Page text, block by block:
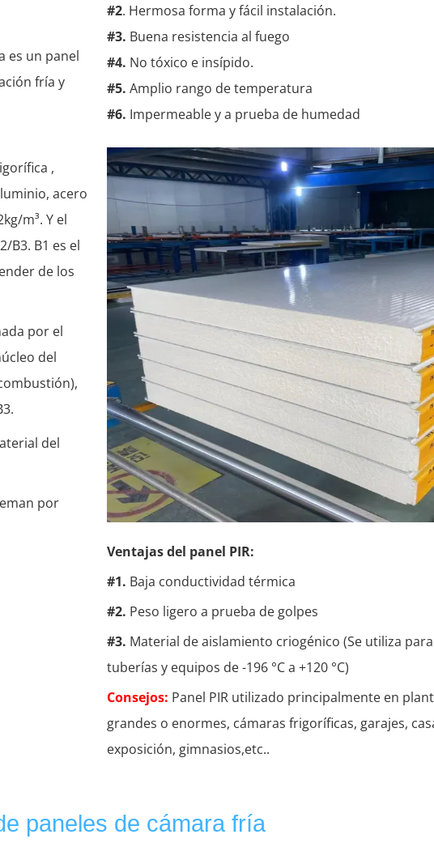
es un panel
fría y
,
acero
m³. Y el
B3. B1 es el
de los
por el
del
del
por
#2. Hermosa forma y fácil instalación.
#3. Buena resistencia al fuego
#4. No tóxico e insípido.
#5. Amplio rango de temperatura
#6. Impermeable y a prueba de humedad
Ventajas del panel PIR:
#1. Baja conductividad térmica
#2. Peso ligero a prueba de golpes
#3. Material de aislamiento criogénico (Se utiliza
tuberías y equipos de -196 °C a +120 °C)
Consejos: Panel PIR utilizado principalmente en
grandes o enormes, cámaras frigoríficas, garajes,
exposición, gimnasios,etc..
paneles de cámara fría